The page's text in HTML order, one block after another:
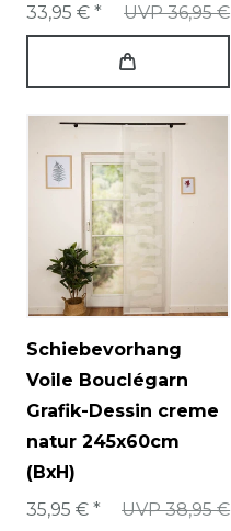
UVP 36,95 €
33,95 € *
Schiebevorhang
Voile Bouclégarn
Grafik-Dessin creme
natur 245x60cm
(BxH)
UVP 38,95 €
35,95 € *